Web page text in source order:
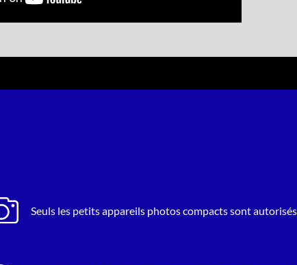
Seuls les petits appareils photos compacts sont